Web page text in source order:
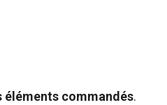
éléments commandés.